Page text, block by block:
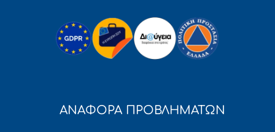
ΑΝΑΦΟΡΑ ΠΡΟΒΛΗΜΑΤΩΝ